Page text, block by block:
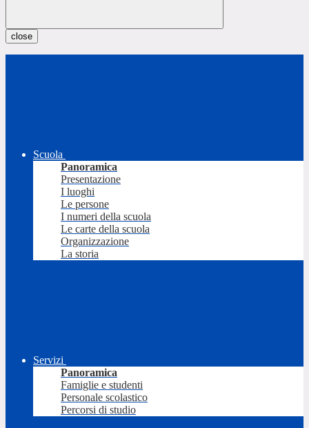
close
Scuola
Panoramica
Presentazione
I luoghi
Le persone
I numeri della scuola
Le carte della scuola
Organizzazione
La storia
Servizi
Panoramica
Famiglie e studenti
Personale scolastico
Percorsi di studio